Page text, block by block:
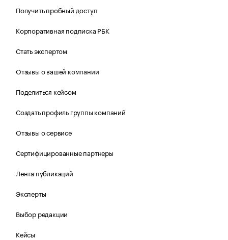
Получить пробный доступ
Корпоративная подписка РБК
Стать экспертом
Отзывы о вашей компании
Поделиться кейсом
Создать профиль группы компаний
Отзывы о сервисе
Сертифицированные партнеры
Лента публикаций
Эксперты
Выбор редакции
Кейсы